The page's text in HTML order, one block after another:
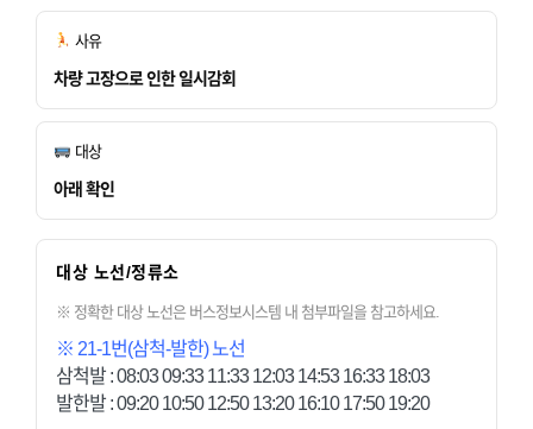
사유
차량 고장으로 인한 일시감회
대상
아래 확인
대상 노선/정류소
※ 정확한 대상 노선은 버스정보시스템 내 첨부파일을 참고하세요.
※ 21-1번(삼척-발한) 노선
삼척발 : 08:03 09:33 11:33 12:03 14:53 16:33 18:03
발한발 : 09:20 10:50 12:50 13:20 16:10 17:50 19:20